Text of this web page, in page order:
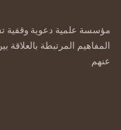
مؤسسة علمية دعوية وقفية
المفاهيم المرتبطة بالعلاقة
عنهم